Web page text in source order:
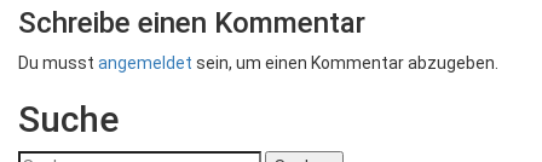
Schreibe einen Kommentar
Du musst angemeldet sein, um einen Kommentar abzugeben.
Suche